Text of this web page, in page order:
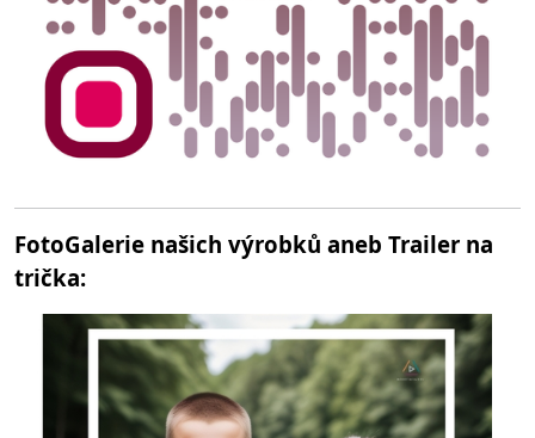
FotoGalerie našich výrobků aneb Trailer na
trička: